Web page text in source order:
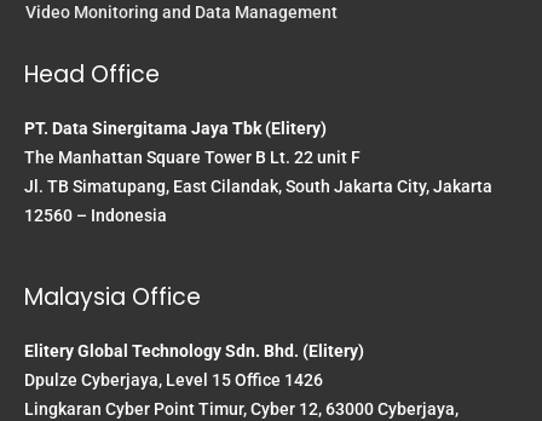
Video Monitoring and Data Management
Head Office
PT. Data Sinergitama Jaya Tbk (Elitery)
The Manhattan Square Tower B Lt. 22 unit F
Jl. TB Simatupang, East Cilandak, South Jakarta City, Jakarta
12560 – Indonesia
Malaysia Office
Elitery Global Technology Sdn. Bhd. (Elitery)
Dpulze Cyberjaya, Level 15 Office 1426
Lingkaran Cyber Point Timur, Cyber 12, 63000 Cyberjaya,